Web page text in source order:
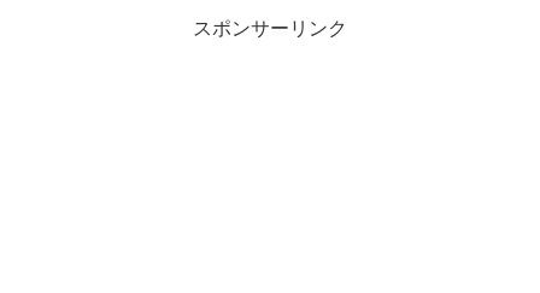
スポンサーリンク